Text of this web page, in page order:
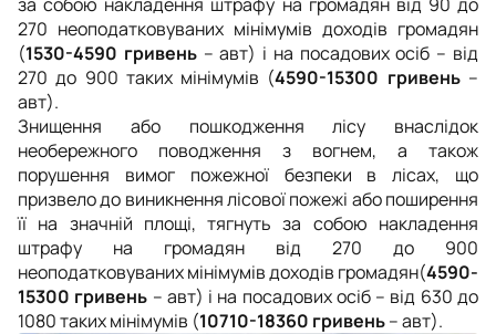
270 неоподатковуваних мінімумів доходів громадян
(1530-4590 гривень – авт) і на посадових осіб – від
270 до 900 таких мінімумів (4590-15300 гривень –
авт).
Знищення або пошкодження лісу внаслідок
необережного поводження з вогнем, а також
порушення вимог пожежної безпеки в лісах, що
призвело до виникнення лісової пожежі або поширення
її на значній площі, тягнуть за собою накладення
штрафу на громадян від 270 до 900
неоподатковуваних мінімумів доходів громадян(4590-
15300 гривень – авт) і на посадових осіб – від 630 до
1080 таких мінімумів (10710-18360 гривень– авт).